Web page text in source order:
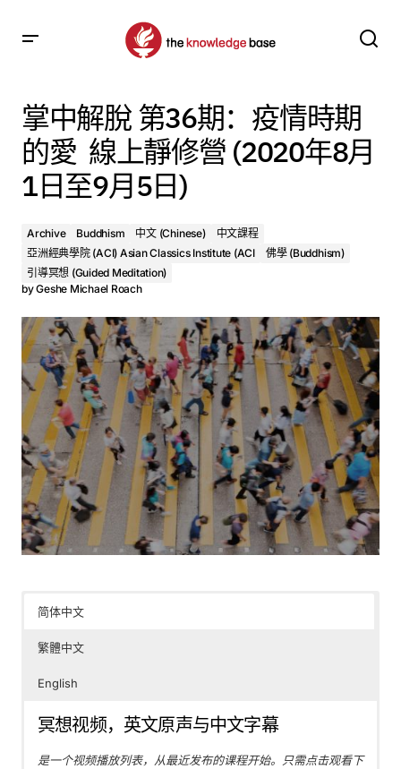
日至9月5日)
掌中解脫 第36期：疫情時期
的愛 線上靜修營 (2020年8月
1日至9月5日)
Archive Buddhism 中文 (Chinese)
中文課程
亞洲經典學院 (ACI) Asian Classics Institute (ACI
佛學 (Buddhism)
引導冥想 (Guided Meditation)
byGeshe Michael Roach
简体中文
繁體中文
English
冥想视频，英文原声与中文字幕
是一个视频播放列表，从最近发布的课程开始。只需点击观看下